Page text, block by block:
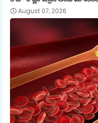
August 07, 2026